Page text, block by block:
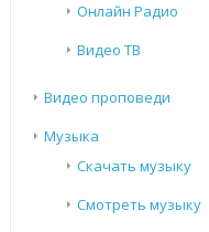
Онлайн Радио
Видео ТВ
Видео проповеди
Музыка
Скачать музыку
Смотреть музыку